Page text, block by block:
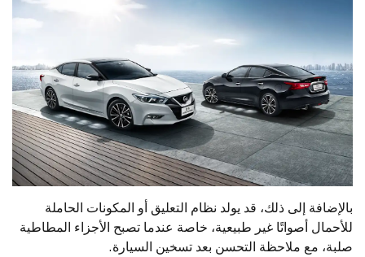
بالإضافة إلى ذلك، قد يولد نظام التعليق أو المكونات الحاملة
للأحمال أصواتًا غير طبيعية، خاصة عندما تصبح الأجزاء المطاطية
صلبة، مع ملاحظة التحسن بعد تسخين السيارة.